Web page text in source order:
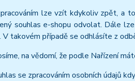
lze vzít kdykoliv zpět, a
souhlas e-shopu odvolat. Dále
V takovém případě se odhlásíte z
na vědomí, že podle Nařízení
se zpracováním osobních údajů